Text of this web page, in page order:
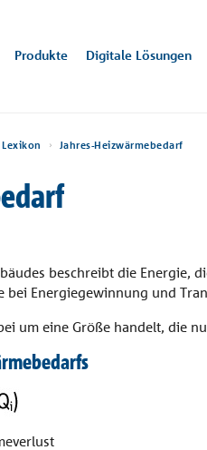
Produkte Digitale Lösungen
/ BIM-Dateien
Wissensportale
Anwendungsbeispielen und
DE
Unternehmen
über das Unternehmen.
108
Lexikon Jahres-Heizwärmebedarf
beschreibt die
Energiegewinnung und
um eine Größe handelt, die